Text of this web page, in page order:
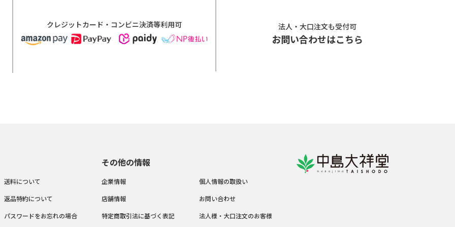
クレジットカード・コンビニ決済等利用可 法人・大口注文も受付可
お問い合わせはこちら
送料について
返品特約について
パスワードをお忘れの場合
その他の情報
企業情報
店舗情報
特定商取引法に基づく表記
個人情報の取扱い
お問い合わせ
法人様・大口注文のお客様